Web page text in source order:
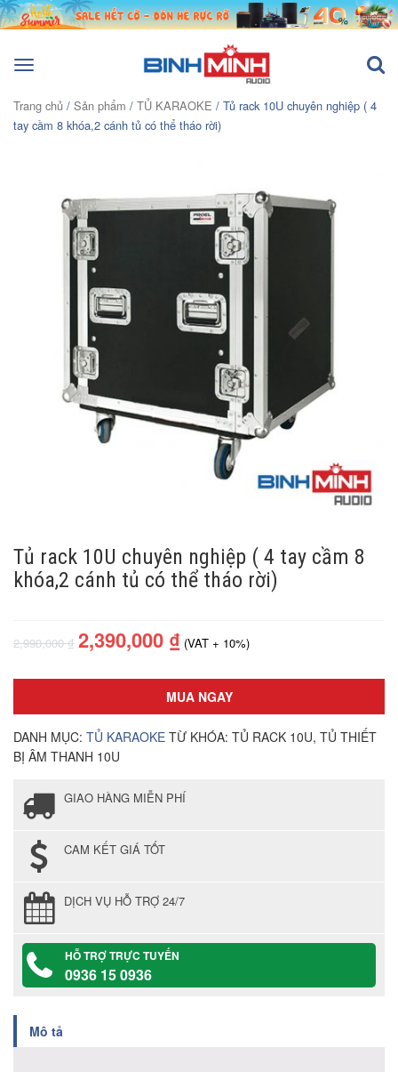
Toggle
Trang chủ / Sản phẩm / TỦ KARAOKE / Tủ rack 10U chuyên nghiệp ( 4
tay cầm 8 khóa,2 cánh tủ có thể tháo rời)
Tủ rack 10U chuyên nghiệp ( 4 tay cầm 8
khóa,2 cánh tủ có thể tháo rời)
2,990,000₫ 2,390,000 ₫ (VAT + 10%)
MUA NGAY
DANH MỤC: TỦ KARAOKE TỪ KHÓA: TỦ RACK 10U, TỦ THIẾT
BỊ ÂM THANH 10U
GIAO HÀNG MIỄN PHÍ
CAM KẾT GIÁ TỐT
DỊCH VỤ HỖ TRỢ 24/7
HỖ TRỢ TRỰC TUYẾN
0936 15 0936
Mô tả